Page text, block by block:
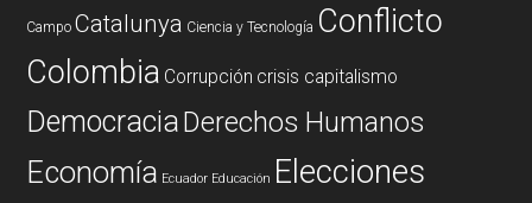
Campo Catalunya Ciencia y Tecnología Conflicto
Colombia Corrupción crisis capitalismo
DemocraciaDerechos Humanos
Economía Ecuador Educación Elecciones